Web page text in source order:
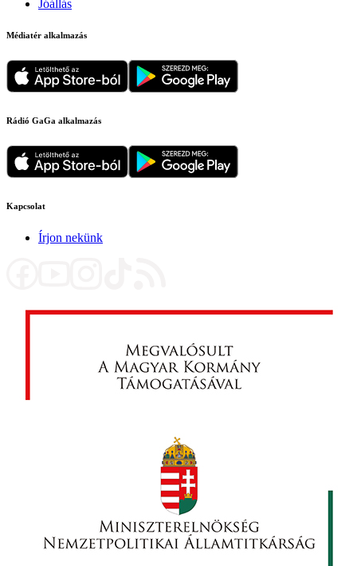
Jóállás
Médiatér alkalmazás
Rádió GaGa alkalmazás
Kapcsolat
Írjon nekünk